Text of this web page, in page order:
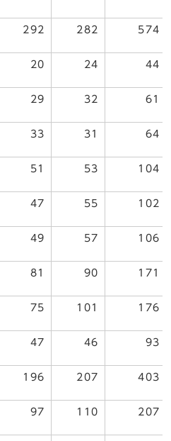
292 282 574
20 24 44
29 32 61
33 31 64
51 53 104
47 55 102
49 57 106
81 90 171
75 101 176
47 46 93
196 207 403
97 110 207